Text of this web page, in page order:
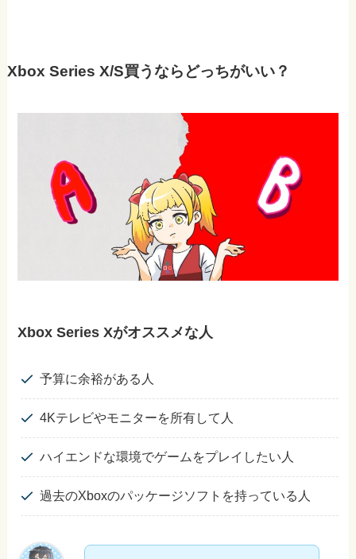
Xbox Series X/S買うならどっちがいい？
Xbox Series Xがオススメな人
予算に余裕がある人
4Kテレビやモニターを所有して人
ハイエンドな環境でゲームをプレイしたい人
過去のXboxのパッケージソフトを持っている人